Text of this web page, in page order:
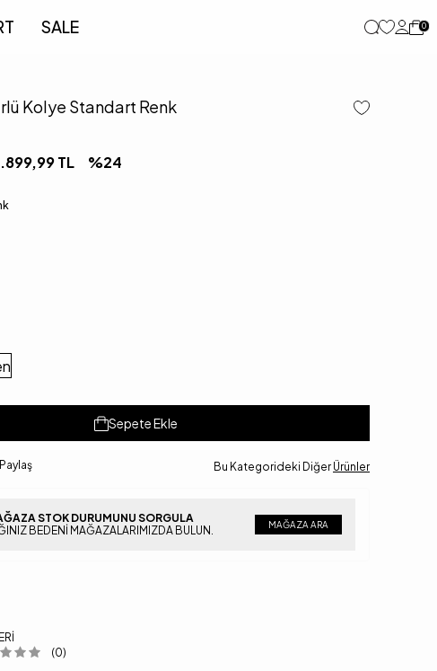
SALE 0
Kolye Standart Renk
TL %24
Sepete Ekle
Paylaş Bu Kategorideki Diğer Ürünler
STOK DURUMUNU SORGULA
BEDENI MAĞAZALARIMIZDA BULUN.
MAĞAZA ARA
(0)